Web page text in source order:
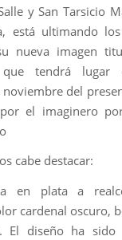
y San Tarsicio
está ultimando
nueva imagen
que tendrá
del
el imaginero
cabe destacar:
en plata a
cardenal oscuro,
El diseño ha